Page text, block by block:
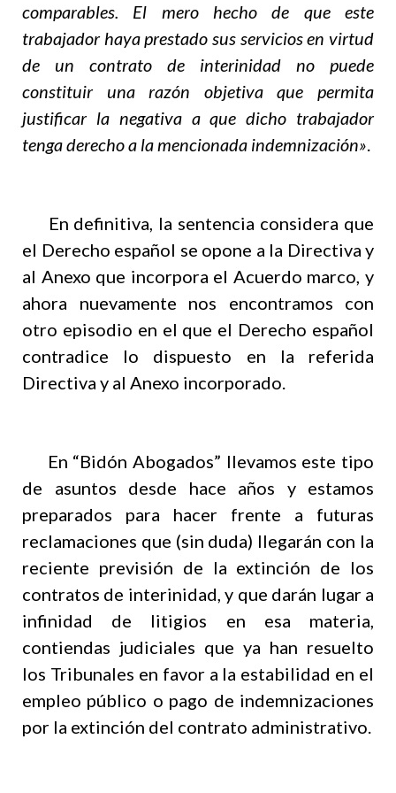
comparables. El mero hecho de que este
trabajador haya prestado sus servicios en virtud
de un contrato de interinidad no puede
constituir una razón objetiva que permita
justificar la negativa a que dicho trabajador
tenga derecho a la mencionada indemnización».
En definitiva, la sentencia considera que
el Derecho español se opone a la Directiva y
al Anexo que incorpora el Acuerdo marco, y
ahora nuevamente nos encontramos con
otro episodio en el que el Derecho español
contradice lo dispuesto en la referida
Directiva y al Anexo incorporado.
En “Bidón Abogados” llevamos este tipo
de asuntos desde hace años y estamos
preparados para hacer frente a futuras
reclamaciones que (sin duda) llegarán con la
reciente previsión de la extinción de los
contratos de interinidad, y que darán lugar a
infinidad de litigios en esa materia,
contiendas judiciales que ya han resuelto
los Tribunales en favor a la estabilidad en el
empleo público o pago de indemnizaciones
por la extinción del contrato administrativo.